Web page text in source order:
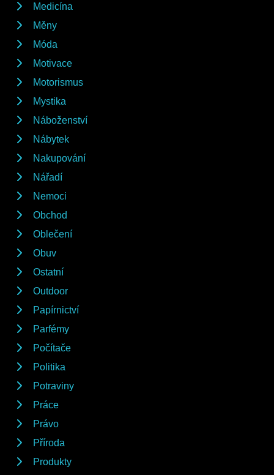
Medicína
Měny
Móda
Motivace
Motorismus
Mystika
Náboženství
Nábytek
Nakupování
Nářadí
Nemoci
Obchod
Oblečení
Obuv
Ostatní
Outdoor
Papírnictví
Parfémy
Počítače
Politika
Potraviny
Práce
Právo
Příroda
Produkty